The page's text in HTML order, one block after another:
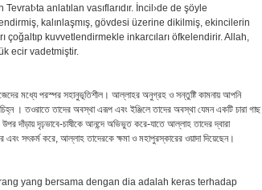
anlatılan vasıflarıdır. İncil›de de şöyle
kalınlaşmış, gövdesi üzerine dikilmiş, ekincilerin
kuvvetlendirmekle inkarcıları öfkelendirir. Allah,
ecir vadetmiştir.
মধ্যে পরস্পর সহানুভূতিশীল। আল্লাহর অনুগ্রহ ও সন্তুষ্টি কামনায় আপনি
। তওরাতে তাদের অবস্থা এরূপ এবং ইঞ্জিলে তাদের অবস্থা যেমন একটি চারা গাছ
দাঁড়ায় দৃঢ়ভাবে-চাষীকে আনন্দে অভিভুত করে-যাতে আল্লাহ তাদের দ্বারা
এবং সৎকর্ম করে, আল্লাহ তাদেরকে ক্ষমা ও মহাপুরস্কারের ওয়াদা দিয়েছেন।
yang bersama dengan dia adalah keras terhadap